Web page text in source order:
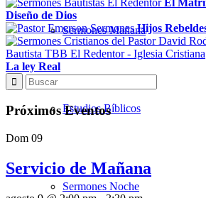
Sermones Mañana
Estudios Bíblicos
Sermones Noche
Diseño de Dios
Hijos
La ley Real
Próximos Eventos
Dom 09
Servicio de Mañana